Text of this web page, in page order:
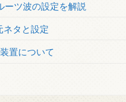
ーツ波の設定を解説
ネタと設定
置について